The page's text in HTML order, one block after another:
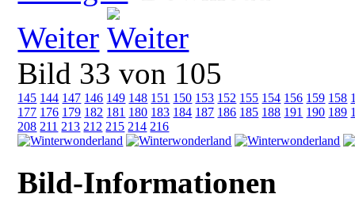
Weiter
Bild 33 von 105
145 144 147 146 149 148 151 150 153 152 155 154 156 159 158
177 176 179 182 181 180 183 184 187 186 185 188 191 190 189
208 211 213 212 215 214 216
Bild-Informationen